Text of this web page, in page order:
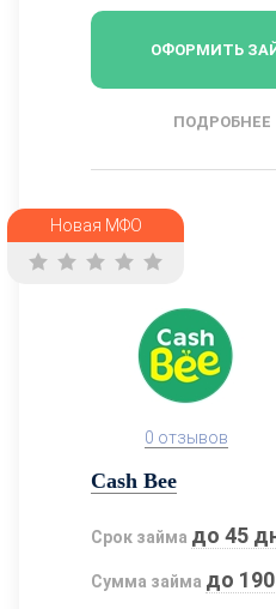
ОФОРМИТЬ
ПОДРОБНЕЕ
Новая МФО
0 отзывов
Cash Bee
Срок займа до 45
Сумма займа до